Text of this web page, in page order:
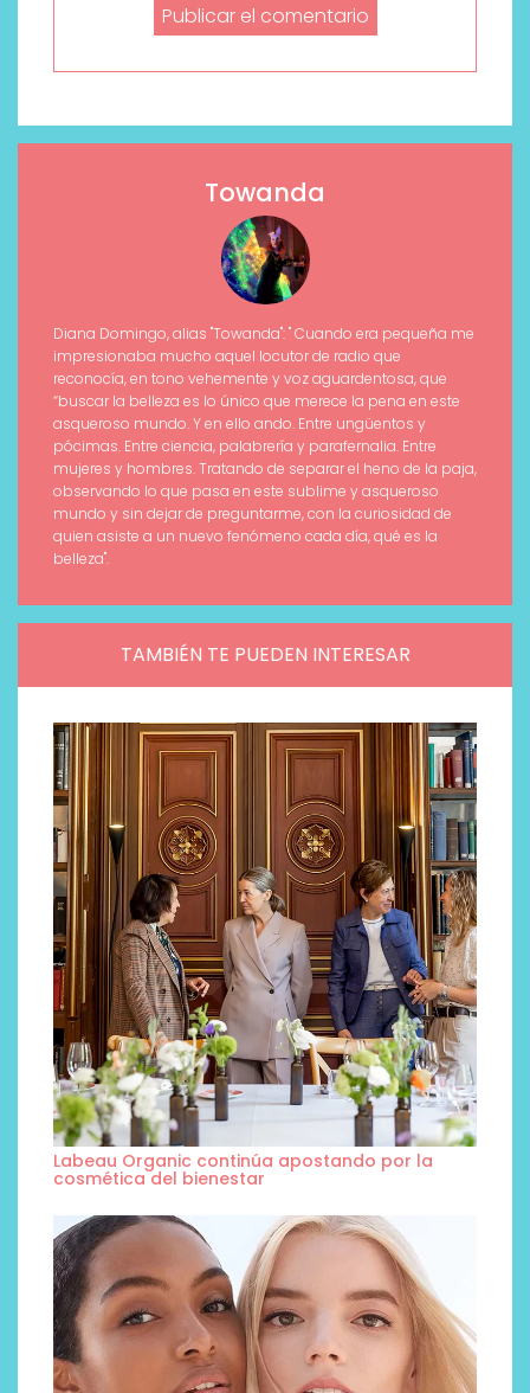
Towanda
Diana Domingo, alias "Towanda": " Cuando era pequeña me
impresionaba mucho aquel locutor de radio que
reconocía, en tono vehemente y voz aguardentosa, que
“buscar la belleza es lo único que merece la pena en este
asqueroso mundo. Y en ello ando. Entre ungüentos y
pócimas. Entre ciencia, palabrería y parafernalia. Entre
mujeres y hombres. Tratando de separar el heno de la paja,
observando lo que pasa en este sublime y asqueroso
mundo y sin dejar de preguntarme, con la curiosidad de
quien asiste a un nuevo fenómeno cada día, qué es la
belleza".
TAMBIÉN TE PUEDEN INTERESAR
Labeau Organic continúa apostando por la
cosmética del bienestar